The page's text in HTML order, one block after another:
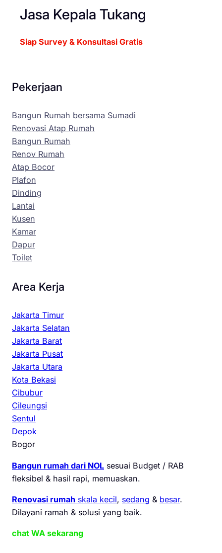
Jasa Kepala Tukang
Siap Survey & Konsultasi Gratis
Pekerjaan
Bangun Rumah bersama Sumadi
Renovasi Atap Rumah
Bangun Rumah
Renov Rumah
Atap Bocor
Plafon
Dinding
Lantai
Kusen
Kamar
Dapur
Toilet
Area Kerja
Jakarta Timur
Jakarta Selatan
Jakarta Barat
Jakarta Pusat
Jakarta Utara
Kota Bekasi
Cibubur
Cileungsi
Sentul
Depok
Bogor
Bangun rumah dari NOL sesuai Budget / RAB
fleksibel & hasil rapi, memuaskan.
Renovasi rumah skala kecil, sedang & besar.
Dilayani ramah & solusi yang baik.
chat WA sekarang